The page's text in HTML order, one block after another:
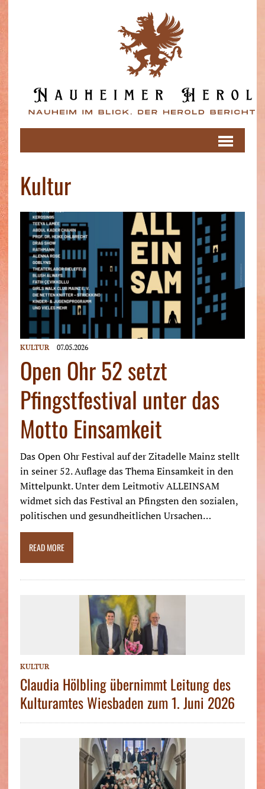
Kultur
KULTUR 07.05.2026
Open Ohr 52 setzt
Pfingstfestival unter das
Motto Einsamkeit
Das Open Ohr Festival auf der Zitadelle Mainz stellt
in seiner 52. Auflage das Thema Einsamkeit in den
Mittelpunkt. Unter dem Leitmotiv ALLEINSAM
widmet sich das Festival an Pfingsten den sozialen,
politischen und gesundheitlichen Ursachen…
READ MORE
KULTUR
Claudia Hölbling übernimmt Leitung des
Kulturamtes Wiesbaden zum 1. Juni 2026